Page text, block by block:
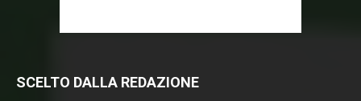
SCELTO DALLA REDAZIONE